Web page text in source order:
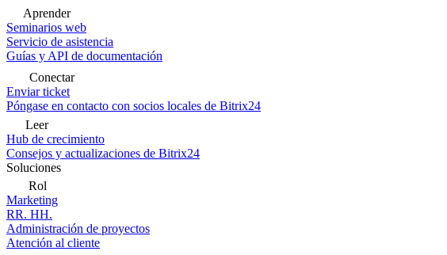
Aprender
Seminarios web
Servicio de asistencia
Guías y API de documentación
Conectar
Enviar ticket
Póngase en contacto con socios locales de Bitrix24
Leer
Hub de crecimiento
Consejos y actualizaciones de Bitrix24
Soluciones
Rol
Marketing
RR. HH.
Administración de proyectos
Atención al cliente